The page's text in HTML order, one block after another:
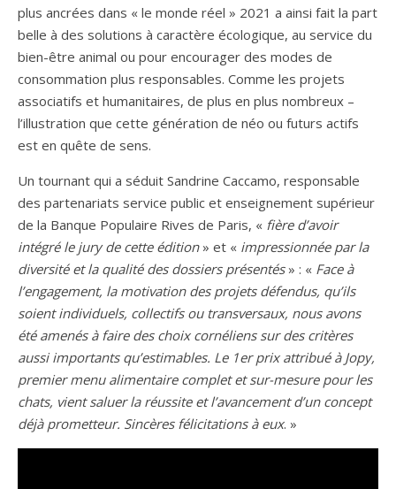
plus ancrées dans « le monde réel » 2021 a ainsi fait la part
belle à des solutions à caractère écologique, au service du
bien-être animal ou pour encourager des modes de
consommation plus responsables. Comme les projets
associatifs et humanitaires, de plus en plus nombreux –
l’illustration que cette génération de néo ou futurs actifs
est en quête de sens.
Un tournant qui a séduit Sandrine Caccamo, responsable
des partenariats service public et enseignement supérieur
de la Banque Populaire Rives de Paris, « fière d’avoir
intégré le jury de cette édition» et « impressionnée par la
diversité et la qualité des dossiers présentés» : « Face à
l’engagement, la motivation des projets défendus, qu’ils
soient individuels, collectifs ou transversaux, nous avons
été amenés à faire des choix cornéliens sur des critères
aussi importants qu’estimables. Le 1er prix attribué à Jopy,
premier menu alimentaire complet et sur-mesure pour les
chats, vient saluer la réussite et l’avancement d’un concept
déjà prometteur. Sincères félicitations à eux. »